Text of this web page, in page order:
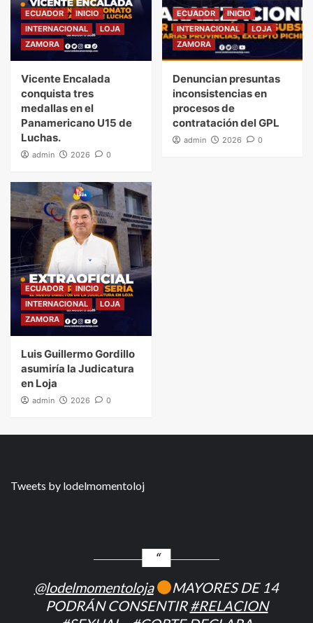
ECUADOR
INICIO
INTERNACIONAL
LOJA
ZAMORA
Vicente Encalada
conquista tres
medallas en el
Panamericano U15 de
Luchas.
admin 2026 0
ECUADOR
INICIO
INTERNACIONAL
LOJA
ZAMORA
Denuncian presuntas
inconsistencias en
procesos de
contratación del GPL
admin 2026 0
ECUADOR
INICIO
INTERNACIONAL
LOJA
ZAMORA
Luis Guillermo Gordillo
asumiría la Judicatura
en Loja
admin 2026 0
Tweets by lodelmomentoloj
@lodelmomentoloja
MAYORES DE 14
PODRÁN CONSENTIR#RELACION